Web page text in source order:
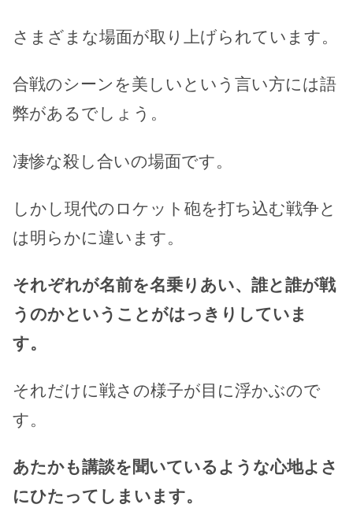
さまざまな場面が取り上げられています。
合戦のシーンを美しいという言い方には語
弊があるでしょう。
凄惨な殺し合いの場面です。
しかし現代のロケット砲を打ち込む戦争と
は明らかに違います。
それぞれが名前を名乗りあい、誰と誰が戦
うのかということがはっきりしていま
す。
それだけに戦さの様子が目に浮かぶので
す。
あたかも講談を聞いているような心地よさ
にひたってしまいます。